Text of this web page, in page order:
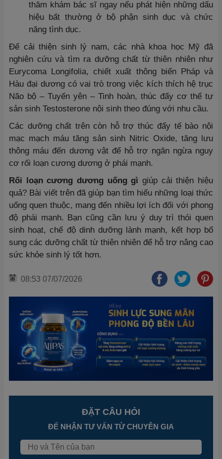
thăm khám bác sĩ ngay nếu phát hiện những dấu
hiệu bất thường ở bộ phận sinh dục và chức
năng tình dục.
Để cải thiện sinh lý nam, các nhà khoa học Mỹ đã
nghiên cứu và tìm ra dưỡng chất từ thiên nhiên như
Eurycoma Longifolia, chiết xuất thông biển Pháp và
Hàu đại dương có vai trò trong việc kích thích hệ trục
Não bộ – Tuyến yên – Tinh hoàn, thúc đẩy cơ thể tự
sản sinh Testosterone nội sinh theo đúng với nhu cầu.
Các dưỡng chất trên còn hỗ trợ thúc đẩy tế bào nội
mạc mạch máu tăng sản sinh Nitric Oxide, tăng lưu
thông máu đến dương vật để hỗ trợ ngăn ngừa nguy
cơ rối loạn cương dương ở phái mạnh.
Rối loạn cương dương uống gì giúp cải thiện hiệu
quả? Bài viết trên đã giúp bạn tìm hiểu những loại thức
uống quen thuộc, mang đến nhiều lợi ích đối với phong
độ phái mạnh. Bạn cũng cần lưu ý duy trì thói quen
sinh hoạt, chế độ dinh dưỡng lành mạnh, kết hợp bổ
sung các dưỡng chất từ thiên nhiên để hỗ trợ nâng cao
sức khỏe sinh lý tốt hơn.
08:53 07/07/2026
ĐẶT CÂU HỎI
ĐỂ NHẬN TƯ VẤN TỪ CHUYÊN GIA